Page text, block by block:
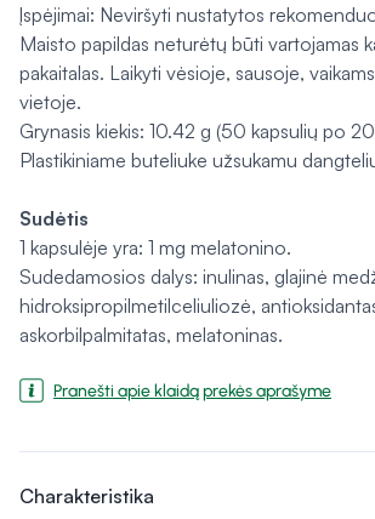
Įspėjimai: Neviršyti nustatytos
Maisto papildas neturėtų būti vartojamas
pakaitalas. Laikyti vėsioje, sausoje,
vietoje.
Grynasis kiekis: 10.42 g (50 kapsulių po
Plastikiniame buteliuke užsukamu
Sudėtis
1 kapsulėje yra: 1 mg melatonino.
Sudedamosios dalys: inulinas, glajinė
hidroksipropilmetilceliuliozė,
askorbilpalmitatas, melatoninas.
Pranešti apie klaidą prekės aprašyme
Charakteristika